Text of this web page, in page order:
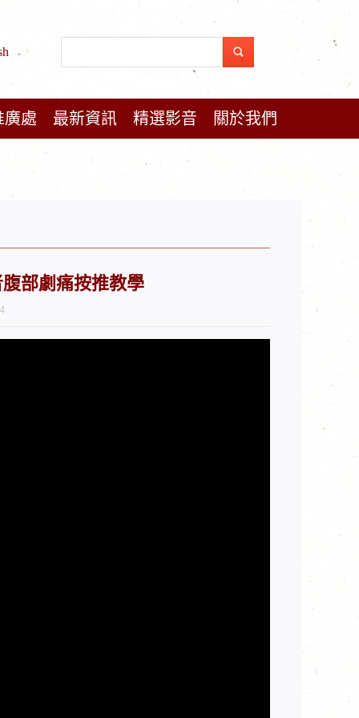
廣處 最新資訊 精選影音 關於我們
部劇痛按推教學